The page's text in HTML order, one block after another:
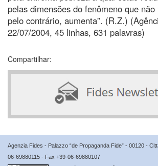
pelas dimensões do fenômeno que
pelo contrário, aumenta”. (R.Z.)
22/07/2004, 45 linhas, 631 palavras)
Compartilhar:
Agenzia Fides - Palazzo “de Propaganda Fide” - 00120 -
06-69880115 - Fax +39-06-69880107